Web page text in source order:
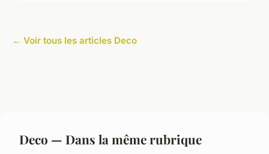
← Voir tous les articles Deco
Deco — Dans la même rubrique